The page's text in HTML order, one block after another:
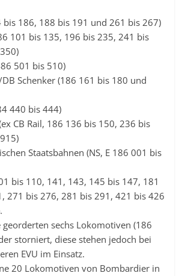
bis 186, 188 bis 191 und 261 bis 267)
101 bis 135, 196 bis 235, 241 bis
501 bis 510)
DB Schenker (186 161 bis 180 und
440 bis 444)
CB Rail, 186 136 bis 150, 236 bis
Staatsbahnen (NS, E 186 001 bis
bis 110, 141, 143, 145 bis 147, 181
271 bis 276, 281 bis 291, 421 bis 426
georderten sechs Lokomotiven (186
storniert, diese stehen jedoch bei
EVU im Einsatz.
20 Lokomotiven von Bombardier in